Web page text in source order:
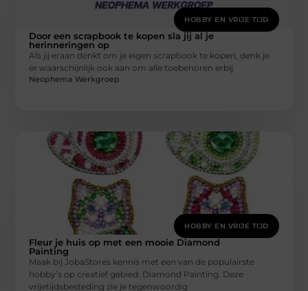
HOBBY EN VRIJE TIJD
Door een scrapbook te kopen sla jij al je
herinneringen op
Als jij eraan denkt om je eigen scrapbook te kopen, denk je
er waarschijnlijk ook aan om alle toebehoren erbij
Neophema Werkgroep
HOBBY EN VRIJE TIJD
Fleur je huis op met een mooie Diamond
Painting
Maak bij JobaStores kennis met een van de populairste
hobby’s op creatief gebied: Diamond Painting. Deze
vrijetijdsbesteding zie je tegenwoordig